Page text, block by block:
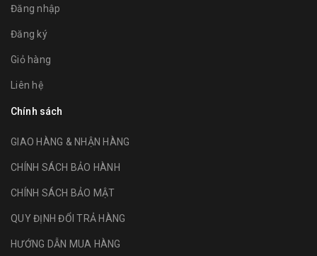
Đăng nhập
Đăng ký
Giỏ hàng
Liên hệ
Chính sách
GIAO HÀNG & NHẬN HÀNG
CHÍNH SÁCH BẢO HÀNH
CHÍNH SÁCH BẢO MẬT
QUY ĐỊNH ĐỔI TRẢ HÀNG
HƯỚNG DẪN MUA HÀNG